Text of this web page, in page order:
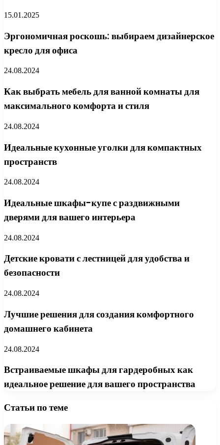
15.01.2025
Эргономичная роскошь: выбираем дизайнерское
кресло для офиса
24.08.2024
Как выбрать мебель для ванной комнаты для
максимального комфорта и стиля
24.08.2024
Идеальные кухонные уголки для компактных
пространств
24.08.2024
Идеальные шкафы-купе с раздвижными
дверями для вашего интерьера
24.08.2024
Детские кровати с лестницей для удобства и
безопасности
24.08.2024
Лучшие решения для создания комфортного
домашнего кабинета
24.08.2024
Встраиваемые шкафы для гардеробных как
идеальное решение для вашего пространства
Статьи по теме